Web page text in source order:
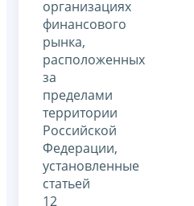
организациях
финансового
рынка,
расположенных
за
пределами
территории
Российской
Федерации,
установленные
статьей
12